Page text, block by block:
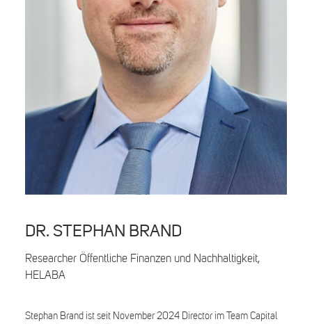
DR. STEPHAN BRAND
Researcher Öffentliche Finanzen und Nachhaltigkeit,
HELABA
Stephan Brand ist seit November 2024 Director im Team Capital